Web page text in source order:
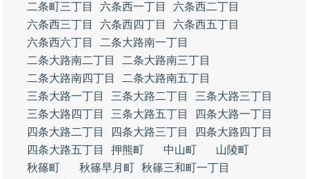
二条町三丁目
六条西一丁目
六条西二丁目
六条西三丁目
六条西四丁目
六条西五丁目
六条西六丁目
二条大路南一丁目
二条大路南二丁目
二条大路南三丁目
二条大路南四丁目
二条大路南五丁目
三条大路一丁目
三条大路二丁目
三条大路三丁目
三条大路四丁目
三条大路五丁目
四条大路一丁目
四条大路二丁目
四条大路三丁目
四条大路四丁目
四条大路五丁目
押熊町 中山町
山陵町
秋篠町
秋篠早月町 秋篠三和町一丁目